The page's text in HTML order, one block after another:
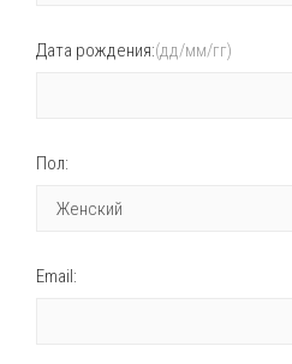
Дата рождения:(дд/мм/гг)
Пол:
Email: